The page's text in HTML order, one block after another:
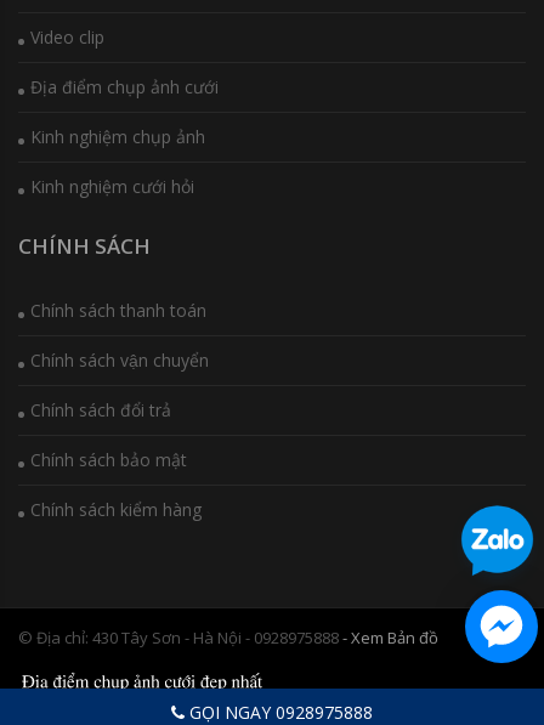
Video clip
Địa điểm chụp ảnh cưới
Kinh nghiệm chụp ảnh
Kinh nghiệm cưới hỏi
CHÍNH SÁCH
Chính sách thanh toán
Chính sách vận chuyển
Chính sách đổi trả
Chính sách bảo mật
Chính sách kiểm hàng
© Địa chỉ: 430 Tây Sơn - Hà Nội - 0928975888- Xem Bản đồ
GỌI NGAY 0928975888